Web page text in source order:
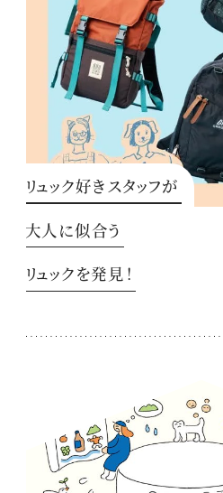
リュック好きスタッフが
大人に似合う
リュックを発見！